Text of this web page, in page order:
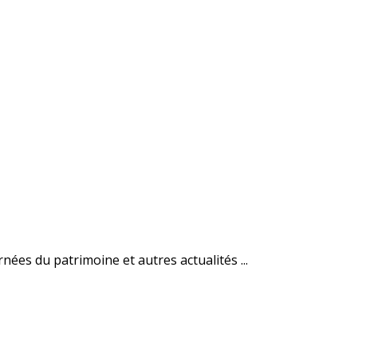
du patrimoine et autres actualités ...